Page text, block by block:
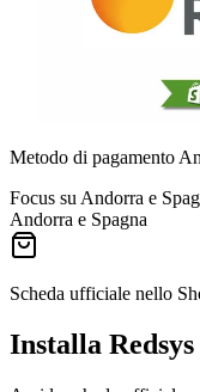
Metodo di pagamento
Focus su Andorra e
Andorra e Spagna
Scheda ufficiale nello
Installa